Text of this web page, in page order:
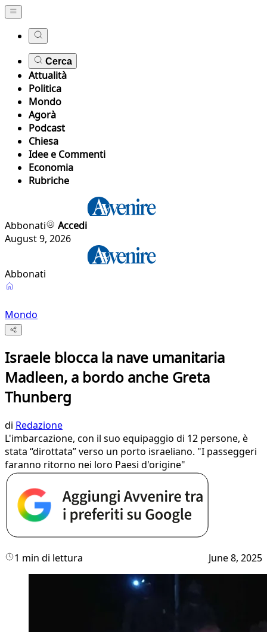
Cerca
Attualità
Politica
Mondo
Agorà
Podcast
Chiesa
Idee e Commenti
Economia
Rubriche
Abbonati
Accedi
August 9, 2026
Abbonati
Mondo
Israele blocca la nave umanitaria
Madleen, a bordo anche Greta
Thunberg
di Redazione
L'imbarcazione, con il suo equipaggio di 12 persone, è
stata “dirottata” verso un porto israeliano. "I passeggeri
faranno ritorno nei loro Paesi d'origine"
1 min di lettura June 8, 2025